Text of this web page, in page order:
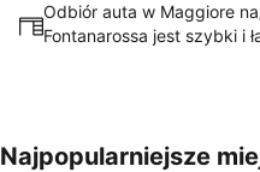
Odbiór auta w Maggiore
Fontanarossa jest szybki i
Najpopularniejsze